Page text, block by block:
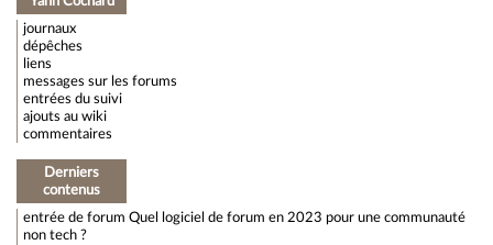
journaux
dépêches
liens
messages sur les forums
entrées du suivi
ajouts au wiki
commentaires
Derniers
contenus
entrée de forum Quel logiciel de forum en 2023 pour une communauté
non tech ?